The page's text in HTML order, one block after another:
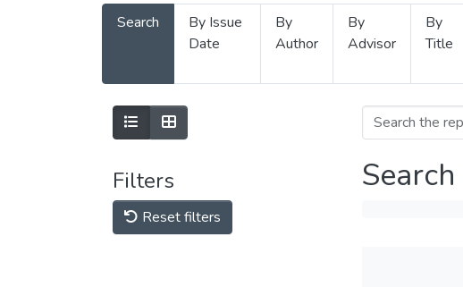
Search
By Issue
Date
By
Author
By
Advisor
By
Title
Filters
Reset filters